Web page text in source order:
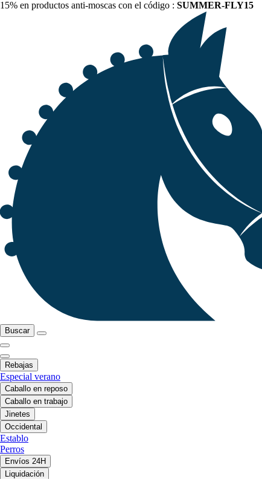
15% en productos anti-moscas con el código : SUMMER-FLY15
Buscar
Rebajas
Especial verano
Caballo en reposo
Caballo en trabajo
Jinetes
Occidental
Establo
Perros
Envíos 24H
Liquidación